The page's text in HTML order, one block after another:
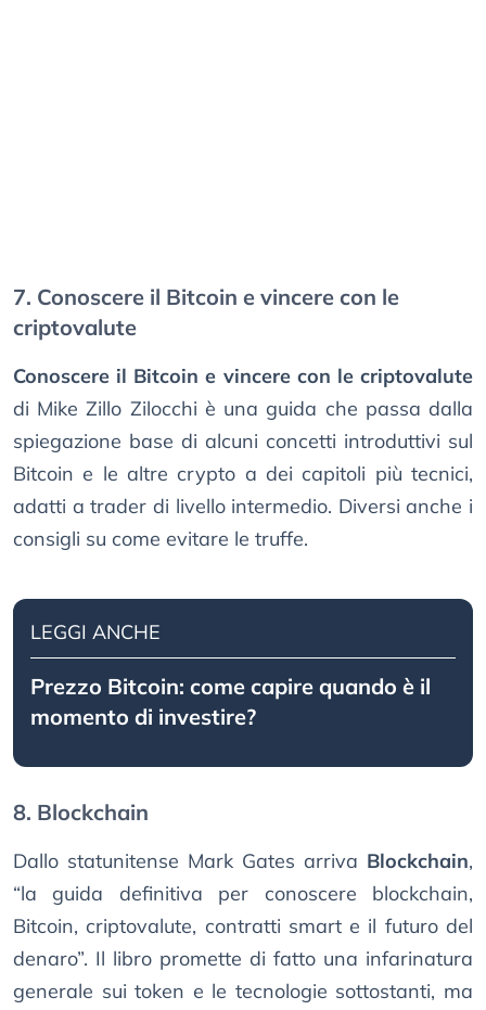
7. Conoscere il Bitcoin e vincere con le
criptovalute
Conoscere il Bitcoin e vincere con le criptovalute
di Mike Zillo Zilocchi è una guida che passa dalla
spiegazione base di alcuni concetti introduttivi sul
Bitcoin e le altre crypto a dei capitoli più tecnici,
adatti a trader di livello intermedio. Diversi anche i
consigli su come evitare le truffe.
LEGGI ANCHE
Prezzo Bitcoin: come capire quando è il
momento di investire?
8. Blockchain
Dallo statunitense Mark Gates arriva Blockchain,
“la guida definitiva per conoscere blockchain,
Bitcoin, criptovalute, contratti smart e il futuro del
denaro”. Il libro promette di fatto una infarinatura
generale sui token e le tecnologie sottostanti, ma